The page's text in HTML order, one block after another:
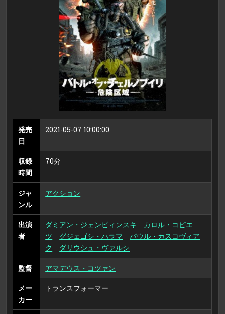
ブ
イ
リ
危
険
区
域
発売
日
2021-05-07 10:00:00
収録
時間
70分
ジャ
ンル
アクション
出演
者
ダミアン・ジェンビィンスキ
カロル・コピエ
ツ
グジェゴシ・ハラマ
パウル・カスコヴィア
ク
ダリウシュ・ヴァルシ
監督 アマデウス・コツァン
メー
カー
トランスフォーマー